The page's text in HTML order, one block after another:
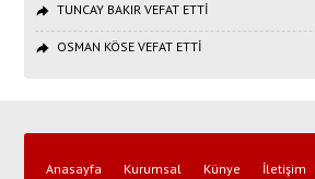
TUNCAY BAKIR VEFAT ETTİ
OSMAN KÖSE VEFAT ETTİ
Anasayfa Kurumsal Künye İletişim